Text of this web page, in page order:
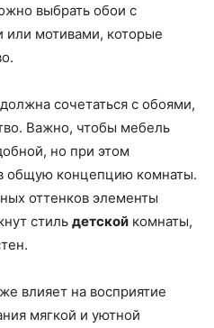
выбрать обои с
или мотивами, которые
сочетаться с обоями,
Важно, чтобы мебель
но при этом
общую концепцию комнаты.
оттенков элементы
стиль детской комнаты,
влияет на восприятие
мягкой и уютной